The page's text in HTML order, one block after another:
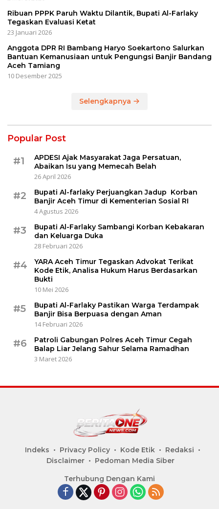
Ribuan PPPK Paruh Waktu Dilantik, Bupati Al-Farlaky
Tegaskan Evaluasi Ketat
23 Januari 2026
Anggota DPR RI Bambang Haryo Soekartono Salurkan
Bantuan Kemanusiaan untuk Pengungsi Banjir Bandang
Aceh Tamiang
10 Desember 2025
Selengkapnya
Popular Post
#1
APDESI Ajak Masyarakat Jaga Persatuan,
Abaikan Isu yang Memecah Belah
26 April 2026
#2
Bupati Al-farlaky Perjuangkan Jadup Korban
Banjir Aceh Timur di Kementerian Sosial RI
4 Agustus 2026
#3
Bupati Al-Farlaky Sambangi Korban Kebakaran
dan Keluarga Duka
28 Februari 2026
#4
YARA Aceh Timur Tegaskan Advokat Terikat
Kode Etik, Analisa Hukum Harus Berdasarkan
Bukti
10 Mei 2026
#5
Bupati Al-Farlaky Pastikan Warga Terdampak
Banjir Bisa Berpuasa dengan Aman
14 Februari 2026
#6
Patroli Gabungan Polres Aceh Timur Cegah
Balap Liar Jelang Sahur Selama Ramadhan
3 Maret 2026
Indeks Privacy Policy Kode Etik
Redaksi
Disclaimer
Pedoman Media Siber
Terhubung Dengan Kami